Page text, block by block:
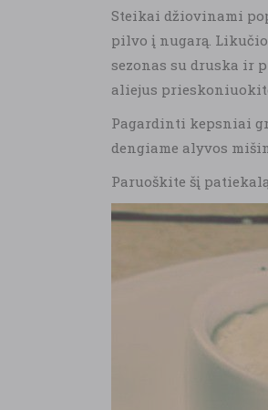
Steikai džiovinami
pilvo į nugarą.
sezonas su druska ir
aliejus
Pagardinti kepsniai
dengiame alyvos
Paruoškite šį